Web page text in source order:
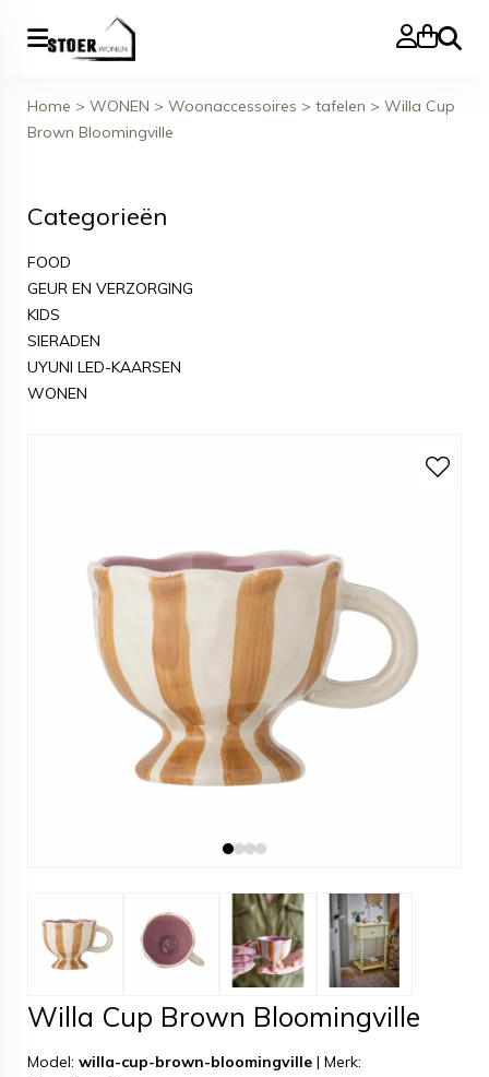
Zoeken
Home > WONEN > Woonaccessoires > tafelen > Willa Cup
Brown Bloomingville
Categorieën
FOOD
GEUR EN VERZORGING
KIDS
SIERADEN
UYUNI LED-KAARSEN
WONEN
Willa Cup Brown Bloomingville
Model: willa-cup-brown-bloomingville | Merk: